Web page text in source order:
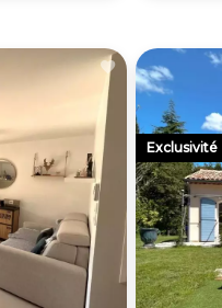
Exclusivité